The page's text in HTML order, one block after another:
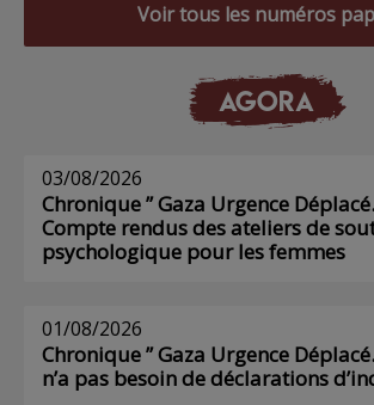
Voir tous les numéros
AGORA
03/08/2026
Chronique ” Gaza Urgence
Compte rendus des ateliers de
psychologique pour les femmes
01/08/2026
Chronique ” Gaza Urgence
n’a pas besoin de déclarations